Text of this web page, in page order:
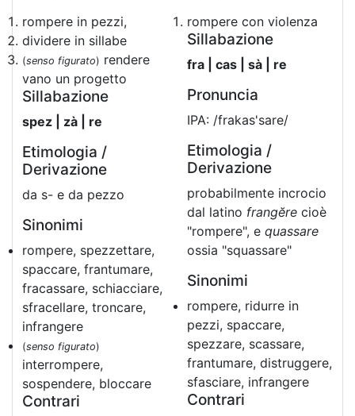
rompere in pezzi,
dividere in sillabe
(senso figurato) rendere
vano un progetto
Sillabazione
spez | zà | re
Etimologia /
Derivazione
da s- e da pezzo
Sinonimi
rompere, spezzettare,
spaccare, frantumare,
fracassare, schiacciare,
sfracellare, troncare,
infrangere
(senso figurato)
interrompere,
sospendere, bloccare
Contrari
rompere con violenza
Sillabazione
fra | cas | sà | re
Pronuncia
IPA: /frakas'sare/
Etimologia /
Derivazione
probabilmente incrocio
dal latino frangĕre cioè
"rompere", e quassare
ossia "squassare"
Sinonimi
rompere, ridurre in
pezzi, spaccare,
spezzare, scassare,
frantumare, distruggere,
sfasciare, infrangere
Contrari